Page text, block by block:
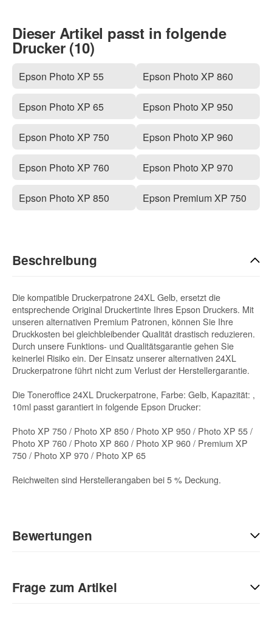
Dieser Artikel passt in folgende
Drucker (10)
Epson Photo XP 55
Epson Photo XP 65
Epson Photo XP 750
Epson Photo XP 760
Epson Photo XP 850
Epson Photo XP 860
Epson Photo XP 950
Epson Photo XP 960
Epson Photo XP 970
Epson Premium XP 750
Beschreibung
Die kompatible Druckerpatrone 24XL Gelb, ersetzt die
entsprechende Original Druckertinte Ihres Epson Druckers. Mit
unseren alternativen Premium Patronen, können Sie Ihre
Druckkosten bei gleichbleibender Qualität drastisch reduzieren.
Durch unsere Funktions- und Qualitätsgarantie gehen Sie
keinerlei Risiko ein. Der Einsatz unserer alternativen 24XL
Druckerpatrone führt nicht zum Verlust der Herstellergarantie.
Die Toneroffice 24XL Druckerpatrone, Farbe: Gelb, Kapazität: ,
10ml passt garantiert in folgende Epson Drucker:
Photo XP 750 / Photo XP 850 / Photo XP 950 / Photo XP 55 /
Photo XP 760 / Photo XP 860 / Photo XP 960 / Premium XP
750 / Photo XP 970 / Photo XP 65
Reichweiten sind Herstellerangaben bei 5 % Deckung.
Bewertungen
Sie Anderen bei der Kaufentscheidung:
Frage zum Artikel